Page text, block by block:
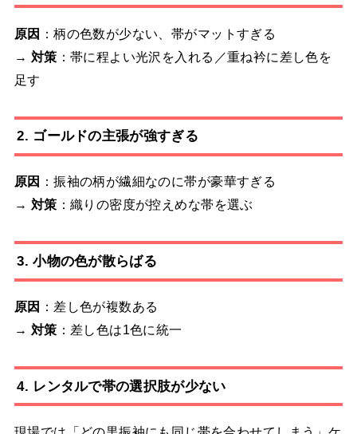
原因
：柄の色数が少ない、帯がマットすぎる
→ 対策 ：帯に程よい光沢を入れる／重ね衿に差し色を
足す
2. ゴールドの主張が強すぎる
原因
：振袖の柄が繊細なのに帯が豪華すぎる
→ 対策 ：織りの密度が控えめな帯を選ぶ
3. 小物の色が散らばる
原因
：差し色が複数ある
→ 対策 ：差し色は1色に統一
4. レンタルで帯の選択肢が少ない